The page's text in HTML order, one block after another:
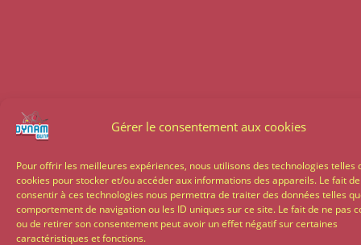
Gérer le consentement aux cookies
Pour offrir les meilleures expériences, nous utilisons des technologies telles
cookies pour stocker et/ou accéder aux informations des appareils. Le fait de
consentir à ces technologies nous permettra de traiter des données telles
comportement de navigation ou les ID uniques sur ce site. Le fait de ne pas
ou de retirer son consentement peut avoir un effet négatif sur certaines
caractéristiques et fonctions.